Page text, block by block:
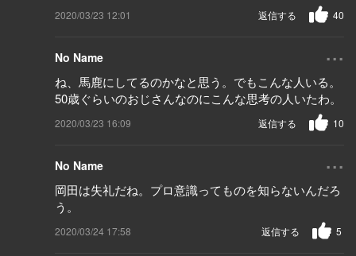
2020/03/23 12:01 40
返信する
No Name ...
ね、馬鹿にしてるのかなと思う。でもこんな人いる。
50歳ぐらいのおじさんなのにこんな思考の人いたわ。
2020/03/23 16:09 10
返信する
No Name ...
岡田は失礼だね。プロ意識ってものを知らないんだろ
う。
2020/03/24 17:58 5
返信する